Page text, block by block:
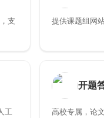
支
提供课题组网
工
开题
高校专属，论